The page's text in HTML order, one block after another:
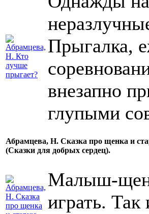
Прыгалка,
внезапно
глупыми
Абрамцева, Н. Сказка про щенка и
(Сказки для добрых сердец).
Малыш-
играть. Так